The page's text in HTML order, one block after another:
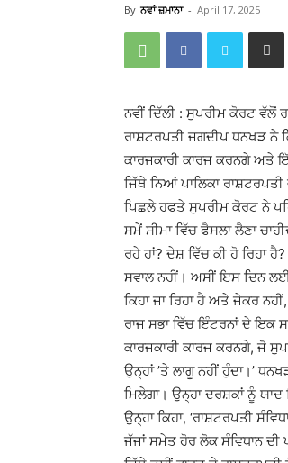
By ਨਵਾਂ ਜ਼ਮਾਨਾ - April 17, 2025
ਨਵੀਂ ਦਿੱਲੀ : ਸੁਪਰੀਮ ਕੋਰਟ ਵੱਲੋਂ
ਰਾਸ਼ਟਰਪਤੀ ਜਗਦੀਪ ਧਨਖੜ ਨੇ
ਕਾਰਜਕਾਰੀ ਕਾਰਜ ਕਰਨਗੇ ਅਤੇ
ਜਿੱਥੇ ਨਿਆਂ ਪਾਲਿਕਾ
ਪਿਛਲੇ ਹਫਤੇ ਸੁਪਰੀਮ ਕੋਰਟ ਨੇ
ਸਮੇਂ ਸੀਮਾ ਵਿੱਚ ਫੈਸਲਾ ਲੈਣਾ
ਰਹੇ ਹਾਂ? ਦੇਸ਼ ਵਿੱਚ ਕੀ ਹੋ ਰਿਹਾ
ਸਵਾਲ ਨਹੀਂ। ਅਸੀਂ ਇਸ ਦਿਨ
ਕਿਹਾ ਜਾ ਰਿਹਾ ਹੈ ਅਤੇ ਜੇਕਰ
ਰਾਜ ਸਭਾ ਵਿੱਚ ਇੰਟਰਨਾਂ ਦੇ ਇਕ
ਕਾਰਜਕਾਰੀ ਕਾਰਜ ਕਰਨਗੇ, ਜੋ
ਉਨ੍ਹਾਂ ’ਤੇ ਲਾਗੂ ਨਹੀਂ ਹੁੰਦਾ।’
ਮਿਲੇਗਾ। ਉਨ੍ਹਾ ਦਰਸ਼ਕਾਂ ਨੂੰ
ਉਨ੍ਹਾ ਕਿਹਾ, ‘ਰਾਸ਼ਟਰਪਤੀ
ਜੱਜਾਂ ਸਮੇਤ ਹੋਰ ਲੋਕ ਸੰਵਿਧਾਨ ਦੀ